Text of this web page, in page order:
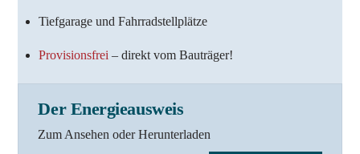
Tiefgarage und Fahrradstellplätze
Provisionsfrei – direkt vom Bauträger!
Der Energieausweis
Zum Ansehen oder Herunterladen